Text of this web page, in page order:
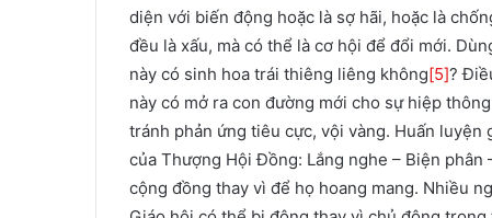
diện với biến động hoặc là sợ hãi, hoặc là
đều là xấu, mà có thể là cơ hội để đổi mới.
này có sinh hoa trái thiêng liêng không[5]?
này có mở ra con đường mới cho sự hiệp
tránh phản ứng tiêu cực, vội vàng. Huấn
của Thượng Hội Đồng: Lắng nghe – Biện
cộng đồng thay vì để họ hoang mang. Nhiều